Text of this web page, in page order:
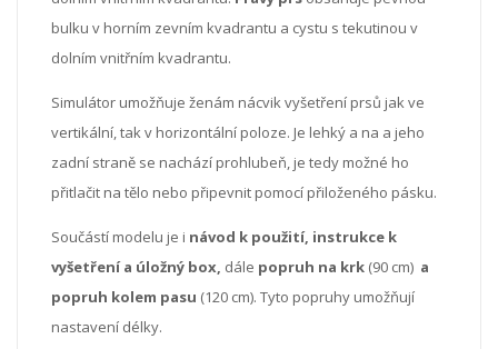
bulku v horním zevním kvadrantu a cystu s tekutinou v
dolním vnitřním kvadrantu.
Simulátor umožňuje ženám nácvik vyšetření prsů jak ve
vertikální, tak v horizontální poloze. Je lehký a na a jeho
zadní straně se nachází prohlubeň, je tedy možné ho
přitlačit na tělo nebo připevnit pomocí přiloženého pásku.
Součástí modelu je i návod k použití, instrukce k
vyšetření a úložný box, dále popruh na krk (90 cm) a
popruh kolem pasu (120 cm). Tyto popruhy umožňují
nastavení délky.